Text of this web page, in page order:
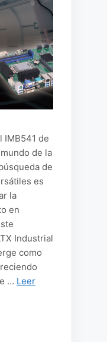
IMB541 de
de la
de
es
la
en
Industrial
como
… Leer